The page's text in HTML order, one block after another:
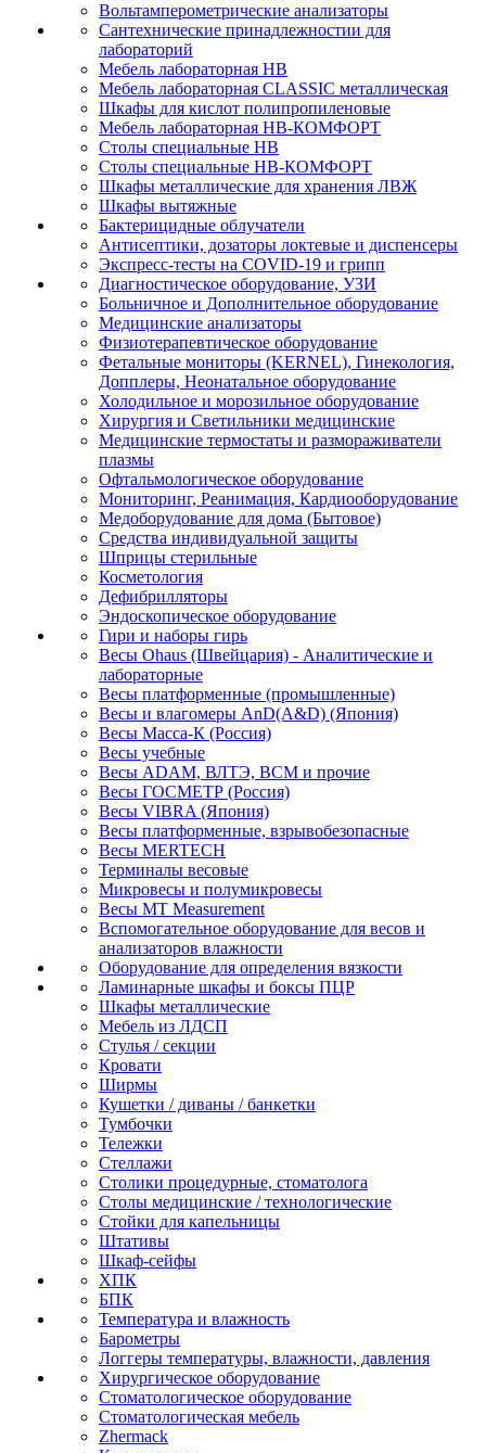
Вольтамперометрические анализаторы
Сантехнические принадлежностии для
лабораторий
Мебель лабораторная НВ
Мебель лабораторная CLASSIC металлическая
Шкафы для кислот полипропиленовые
Мебель лабораторная НВ-КОМФОРТ
Столы специальные НВ
Столы специальные НВ-КОМФОРТ
Шкафы металлические для хранения ЛВЖ
Шкафы вытяжные
Бактерицидные облучатели
Антисептики, дозаторы локтевые и диспенсеры
Экспресс-тесты на COVID-19 и грипп
Диагностическое оборудование, УЗИ
Больничное и Дополнительное оборудование
Медицинские анализаторы
Физиотерапевтическое оборудование
Фетальные мониторы (KERNEL), Гинекология,
Допплеры, Неонатальное оборудование
Холодильное и морозильное оборудование
Хирургия и Светильники медицинские
Медицинские термостаты и размораживатели
плазмы
Офтальмологическое оборудование
Мониторинг, Реанимация, Кардиооборудование
Медоборудование для дома (Бытовое)
Средства индивидуальной защиты
Шприцы стерильные
Косметология
Дефибрилляторы
Эндоскопическое оборудование
Гири и наборы гирь
Весы Ohaus (Швейцария) - Аналитические и
лабораторные
Весы платформенные (промышленные)
Весы и влагомеры AnD(A&D) (Япония)
Весы Масса-К (Россия)
Весы учебные
Весы ADAM, ВЛТЭ, BCM и прочие
Весы ГОСМЕТР (Россия)
Весы VIBRA (Япония)
Весы платформенные, взрывобезопасные
Весы MERTECH
Терминалы весовые
Микровесы и полумикровесы
Весы MT Measurement
Вспомогательное оборудование для весов и
анализаторов влажности
Оборудование для определения вязкости
Ламинарные шкафы и боксы ПЦР
Шкафы металлические
Мебель из ЛДСП
Стулья / секции
Кровати
Ширмы
Кушетки / диваны / банкетки
Тумбочки
Тележки
Стеллажи
Столики процедурные, стоматолога
Столы медицинские / технологические
Стойки для капельницы
Штативы
Шкаф-сейфы
ХПК
БПК
Температура и влажность
Барометры
Логгеры температуры, влажности, давления
Хирургическое оборудование
Стоматологическое оборудование
Стоматологическая мебель
Zhermack